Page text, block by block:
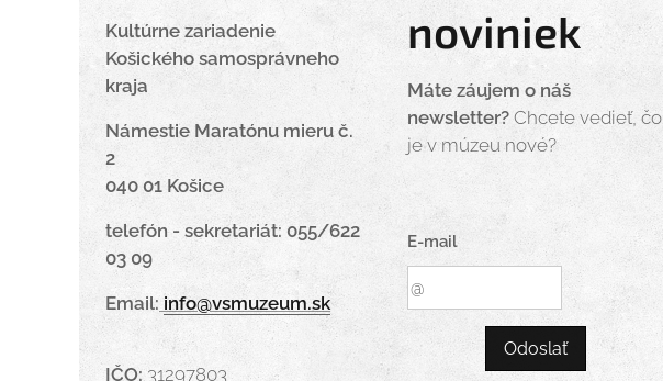
Kultúrne zariadenie
Košického samosprávneho
kraja
Námestie Maratónu mieru č.
2
040 01 Košice
telefón - sekretariát: 055/622
03 09
Email: info@vsmuzeum.sk
IČO:31297803
noviniek
Máte záujem o náš
newsletter?Chcete vedieť, čo
je v múzeu nové?
E-mail
Odoslať